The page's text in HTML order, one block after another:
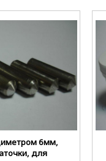
6мм,
для